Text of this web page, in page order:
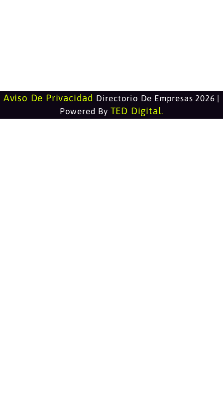
Aviso De Privacidad Directorio De Empresas 2026 |
Powered By TED Digital.